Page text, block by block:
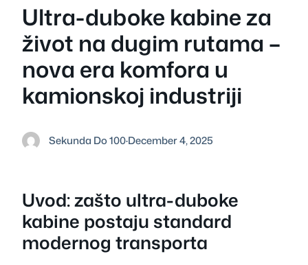
Ultra-duboke kabine za
život na dugim rutama –
nova era komfora u
kamionskoj industriji
Sekunda Do 100·December 4, 2025
Uvod: zašto ultra-duboke
kabine postaju standard
modernog transporta